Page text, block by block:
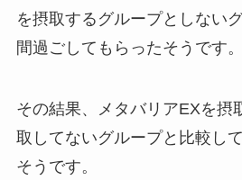
を摂取するグループとしない
間過ごしてもらったそうです。
その結果、メタバリアEXを摂
取してないグループと比較し
そうです。